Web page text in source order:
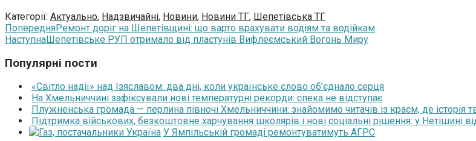
Категорії: Актуально, Надзвичайні, Новини, Новини ТГ, Шепетівська ТГ
ПопередняРемонт доріг на Шепетівщині: що варто врахувати водіям та водійкам
НаступнаШепетівське РУП отримало від пластунів Вифлеємський Вогонь Миру
Популярні пости
«Світло надії» над Ізяславом: два дні, коли українське слово об’єднало серця
На Хмельниччині зафіксували нові температурні рекорди: спека не відступає
Плужненська громада — перлина півночі Хмельниччини: знайомимо читачів із краєм, де історія
Підтримка військових, безкоштовне харчування школярів і нові соціальні рішення: у Нетішині
У Ямпільській громаді ремонтуватимуть АГРС